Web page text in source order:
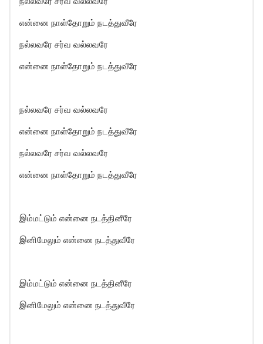
என்னை நாள்தோறும் நடத்துவீரே
நல்லவரே சர்வ வல்லவரே
என்னை நாள்தோறும் நடத்துவீரே
நல்லவரே சர்வ வல்லவரே
என்னை நாள்தோறும் நடத்துவீரே
நல்லவரே சர்வ வல்லவரே
என்னை நாள்தோறும் நடத்துவீரே
இம்மட்டும் என்னை நடத்தினீரே
இனிமேலும் என்னை நடத்துவீரே
இம்மட்டும் என்னை நடத்தினீரே
இனிமேலும் என்னை நடத்துவீரே